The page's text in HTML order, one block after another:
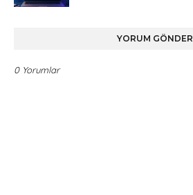
YORUM GÖNDER
0 Yorumlar